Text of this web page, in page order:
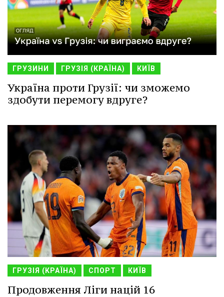
ГРУЗИНИ ГРУЗІЯ (КРАЇНА) КИЇВ
Україна проти Грузії: чи зможемо
здобути перемогу вдруге?
ГРУЗІЯ (КРАЇНА) СПОРТ КИЇВ
Продовження Ліги націй 16